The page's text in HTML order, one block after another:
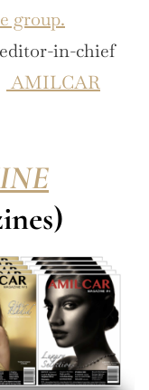
group.
in-chief
AMILCAR